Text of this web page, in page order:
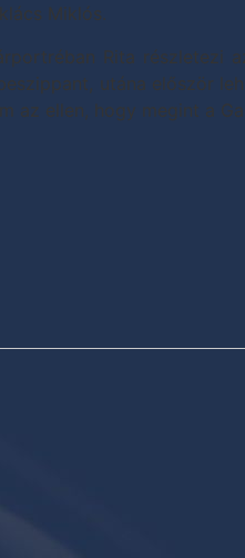
Miklós.
Rita részletezi
utána először
az ellen, hogy megint a